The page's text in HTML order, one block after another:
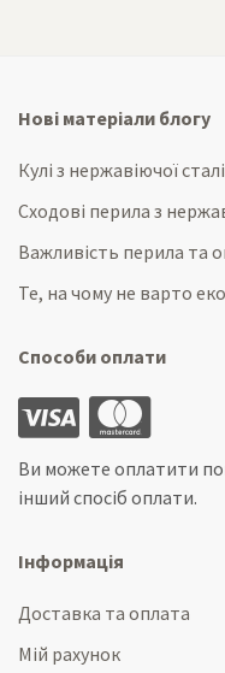
Нові матеріали блогу
Кулі з нержавіючої
Сходові перила з
Важливість перила та
Те, на чому не варто
Способи оплати
Ви можете оплатити
інший спосіб оплати.
Інформація
Доставка та оплата
Мій рахунок